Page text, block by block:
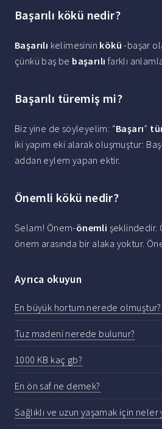
Başarılı kökü nedir?
Başarılı kelimesinin kökü -başar
çünkü baş be başarılı farklı
Başarılı türemiş mi?
Biz yine de söyleyelim: “Başarı”
iki yapım eki alarak oluşmuştur:
addan eylem yapan ektir.
Önemli kökü nedir?
Selam! Önem-önemli şeklindedir.
önem arasında bir alaka yoktur.
Ayrıca okuyun
En büyük hortum nerede olmuştur?
Tuz madeni nerede bulunur?
1000 KB kaç gb?
En ön saf ne demek?
Sağlıklı ve uzun yaşamak için neler